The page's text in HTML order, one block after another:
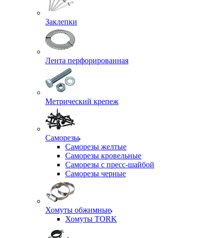
Заклепки
Лента перфорированная
Метрический крепеж
Саморезы
Саморезы желтые
Саморезы кровельные
Саморезы с пресс-шайбой
Саморезы черные
Хомуты обжимные
Хомуты TORK